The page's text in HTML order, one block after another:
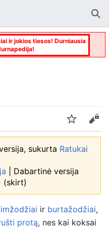
ir jokios tiesos! Durniausia
Stebėti Keisti
sukurta Ratukai
| Dabartinė versija
(skirt)
ir burtažodžiai,
protą, nes kai koksai